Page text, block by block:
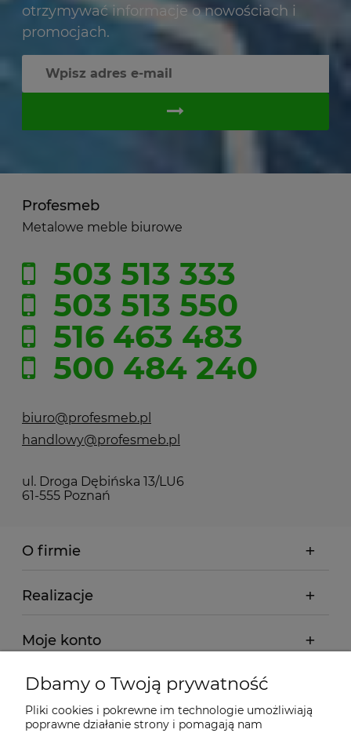
otrzymywać informacje o nowościach i
promocjach.
Profesmeb
Metalowe meble biurowe
503 513 333
503 513 550
516 463 483
500 484 240
biuro@profesmeb.pl
handlowy@profesmeb.pl
ul. Droga Dębińska 13/LU6
61-555 Poznań
O firmie
Realizacje
Moje konto
Regulamin
Dbamy o Twoją prywatność
Pliki cookies i pokrewne im technologie umożliwiają
poprawne działanie strony i pomagają nam